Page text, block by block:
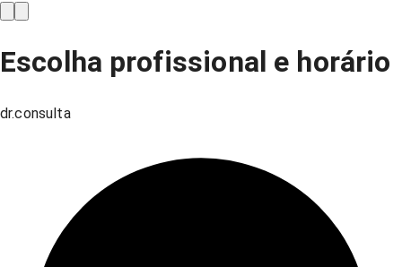
Escolha profissional e horário
dr.consulta